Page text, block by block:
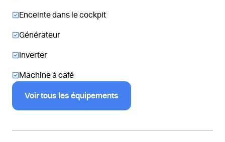
Enceinte dans le cockpit
Générateur
Inverter
Machine à café
Voir tous les équipements